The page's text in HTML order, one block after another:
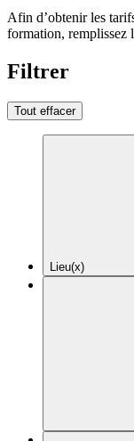
Afin d’obtenir les
formation, remplissez
Filtrer
Tout effacer
Lieu(x)